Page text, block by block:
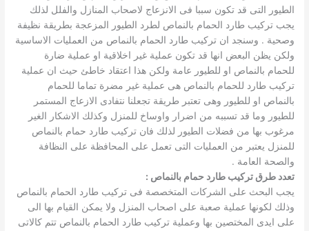
الطيور التى قد تكون سببا فى الانزعاج لاصحاب المنازل والفلل لذلك
يجب تركيب طارد الحمام بالنماص لطرد الطيور المزعجة بطريقة نظيفة
وصحية . وسنجد ان تركيب طارد الحمام بالنماص من العمليات الاساسية
ولكن يظن البعض انها قد تكون عملية غير اخلاقية او عملية ضارة
للحمام بالنماص او للطيور عامة ولكن هذا اعتقاد خاطئ حيث ان عملية
تركيب طارد للحمام بالنماص هى عملية غير مضرة تماما للحمام
بالنماص او للطيور وهى تعتبر طريقة تجعلنا نتفادى الازعاج المستمر
للطيور وما قد تسببه من اضرار واوساخ للمنزل وكذلك الاشكار الغير
مرغوب بها من فضلات الطيور لذلك فان تركيب طارد حمام بالنماص
للمنزل يعتبر من العمليات التى تعمل على المحافظة على النظافة
والصحة العامة .
تعدد طرق تركيب طارد حمام بالنماص :
يجب البحث على الشركات المتخصصة فى تركيب طارد الحمام بالنماص
وذلك لكونها عملية صعبة على اصحاب المنزل ولا يمكن القيام بها الى
على ايدى المختصين بها وعملية تركيب طارد الحمام بالنماص تتم كالاتى